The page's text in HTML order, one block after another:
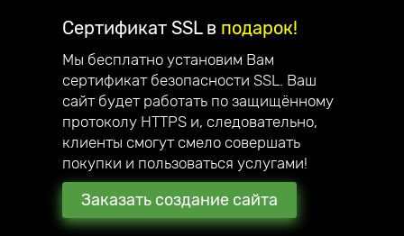
Сертификат SSL в подарок!
Мы бесплатно установим Вам
сертификат безопасности SSL. Ваш
сайт будет работать по защищённому
протоколу HTTPS и, следовательно,
клиенты смогут смело совершать
покупки и пользоваться услугами!
Заказать создание сайта